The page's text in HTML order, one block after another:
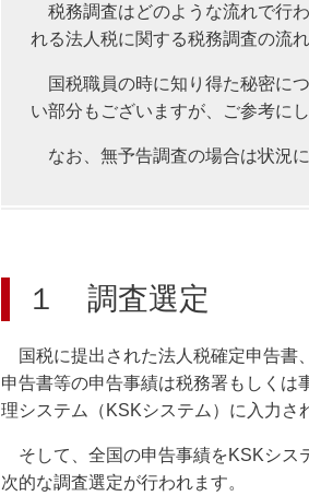
税務調査はどのような流れで行
れる法人税に関する税務調査の流
国税職員の時に知り得た秘密に
い部分もございますが、ご参考に
なお、無予告調査の場合は状況
１ 調査選定
国税に提出された法人税確定申告書
申告書等の申告事績は税務署もしくは
理システム（KSKシステム）に入力さ
そして、全国の申告事績をKSKシス
次的な調査選定が行われます。